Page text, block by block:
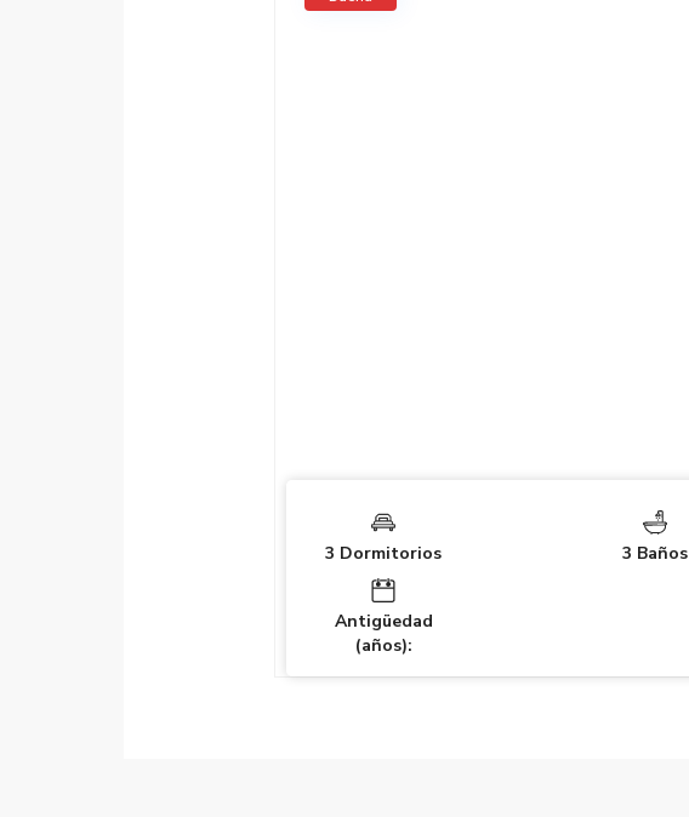
3 Dormitorios 3 Baños
Antigüedad
(años):